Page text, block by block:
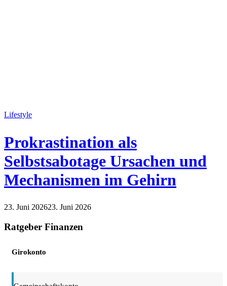
Lifestyle
Prokrastination als
Selbstsabotage Ursachen und
Mechanismen im Gehirn
23. Juni 202623. Juni 2026
Ratgeber Finanzen
Girokonto